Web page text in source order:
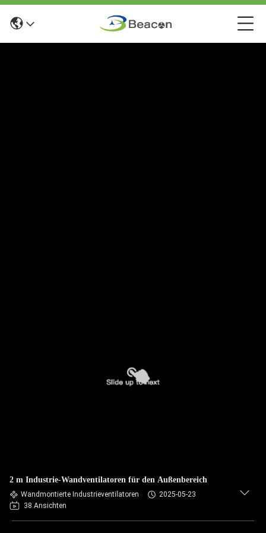
2 m Industrie-Wandventilatoren für den Außenbereich
Wandmontierte Industrieventilatoren
2025-05-23
38 Ansichten